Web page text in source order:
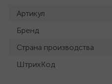
Артикул
Бренд
Страна производства
ШтрихКод